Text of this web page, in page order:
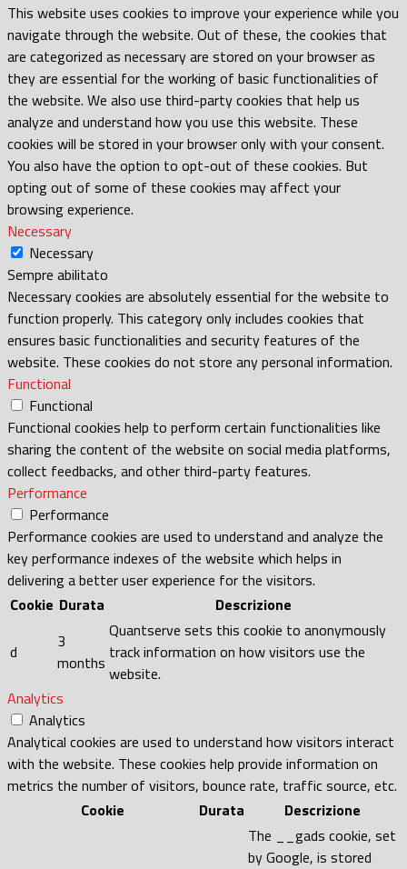
This website uses cookies to improve your experience while you
navigate through the website. Out of these, the cookies that
are categorized as necessary are stored on your browser as
they are essential for the working of basic functionalities of
the website. We also use third-party cookies that help us
analyze and understand how you use this website. These
cookies will be stored in your browser only with your consent.
You also have the option to opt-out of these cookies. But
opting out of some of these cookies may affect your
browsing experience.
Necessary
Necessary
Sempre abilitato
Necessary cookies are absolutely essential for the website to
function properly. This category only includes cookies that
ensures basic functionalities and security features of the
website. These cookies do not store any personal information.
Functional
Functional
Functional cookies help to perform certain functionalities like
sharing the content of the website on social media platforms,
collect feedbacks, and other third-party features.
Performance
Performance
Performance cookies are used to understand and analyze the
key performance indexes of the website which helps in
delivering a better user experience for the visitors.
Cookie Durata Descrizione
d
3
months
Quantserve sets this cookie to anonymously
track information on how visitors use the
website.
Analytics
Analytics
Analytical cookies are used to understand how visitors interact
with the website. These cookies help provide information on
metrics the number of visitors, bounce rate, traffic source, etc.
Cookie
Durata Descrizione
The __gads cookie, set
by Google, is stored